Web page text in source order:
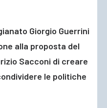
Giorgio Guerrini
alla proposta del
Sacconi di creare
le politiche